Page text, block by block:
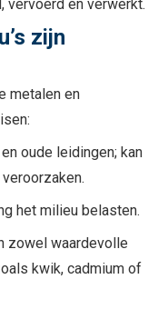
en verwerkt.
zijn
metalen en
oude leidingen; kan
het milieu belasten.
zowel waardevolle
kwik, cadmium of